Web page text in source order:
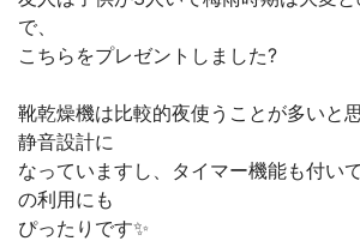
で、
こちらをプレゼントしました?
靴乾燥機は比較的夜使うことが多いと
静音設計に
なっていますし、タイマー機能も付い
の利用にも
ぴったりです✨